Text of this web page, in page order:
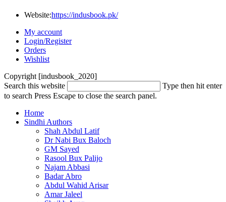
Website:https://indusbook.pk/
My account
Login/Register
Orders
Wishlist
Copyright [indusbook_2020]
Search this website
Type then hit enter
to search Press Escape to close the search panel.
Home
Sindhi Authors
Shah Abdul Latif
Dr Nabi Bux Baloch
GM Sayed
Rasool Bux Palijo
Najam Abbasi
Badar Abro
Abdul Wahid Arisar
Amar Jaleel